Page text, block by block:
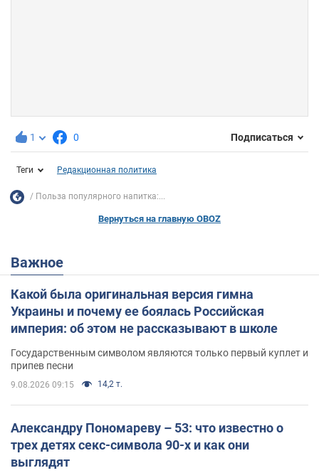
1 0 Подписаться
Теги Редакционная политика
Польза популярного напитка:...
Вернуться на главную OBOZ
Важное
Какой была оригинальная версия гимна
Украины и почему ее боялась Российская
империя: об этом не рассказывают в школе
Государственным символом являются только первый куплет и
припев песни
9.08.2026 09:15 14,2 т.
Александру Пономареву – 53: что известно о
трех детях секс-символа 90-х и как они
выглядят